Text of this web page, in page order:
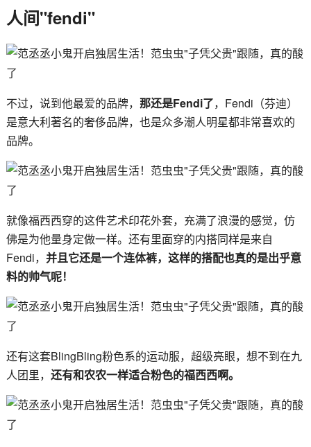
人间"fendi"
不过，说到他最爱的品牌， 那还是Fendi了，Fendi（芬迪）
是意大利著名的奢侈品牌，也是众多潮人明星都非常喜欢的
品牌。
就像福西西穿的这件艺术印花外套，充满了浪漫的感觉，仿
佛是为他量身定做一样。还有里面穿的内搭同样是来自
Fendi， 并且它还是一个连体裤，这样的搭配也真的是出乎意
料的帅气呢！
还有这套BlingBling粉色系的运动服，超级亮眼，想不到在九
人团里， 还有和农农一样适合粉色的福西西啊。